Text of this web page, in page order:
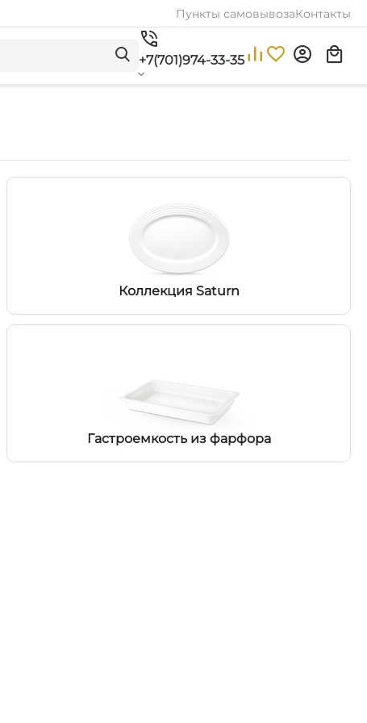
Пункты самовывозаКонтакты
+7(701)974-33-35
Коллекция Saturn
Гастроемкость из фарфора